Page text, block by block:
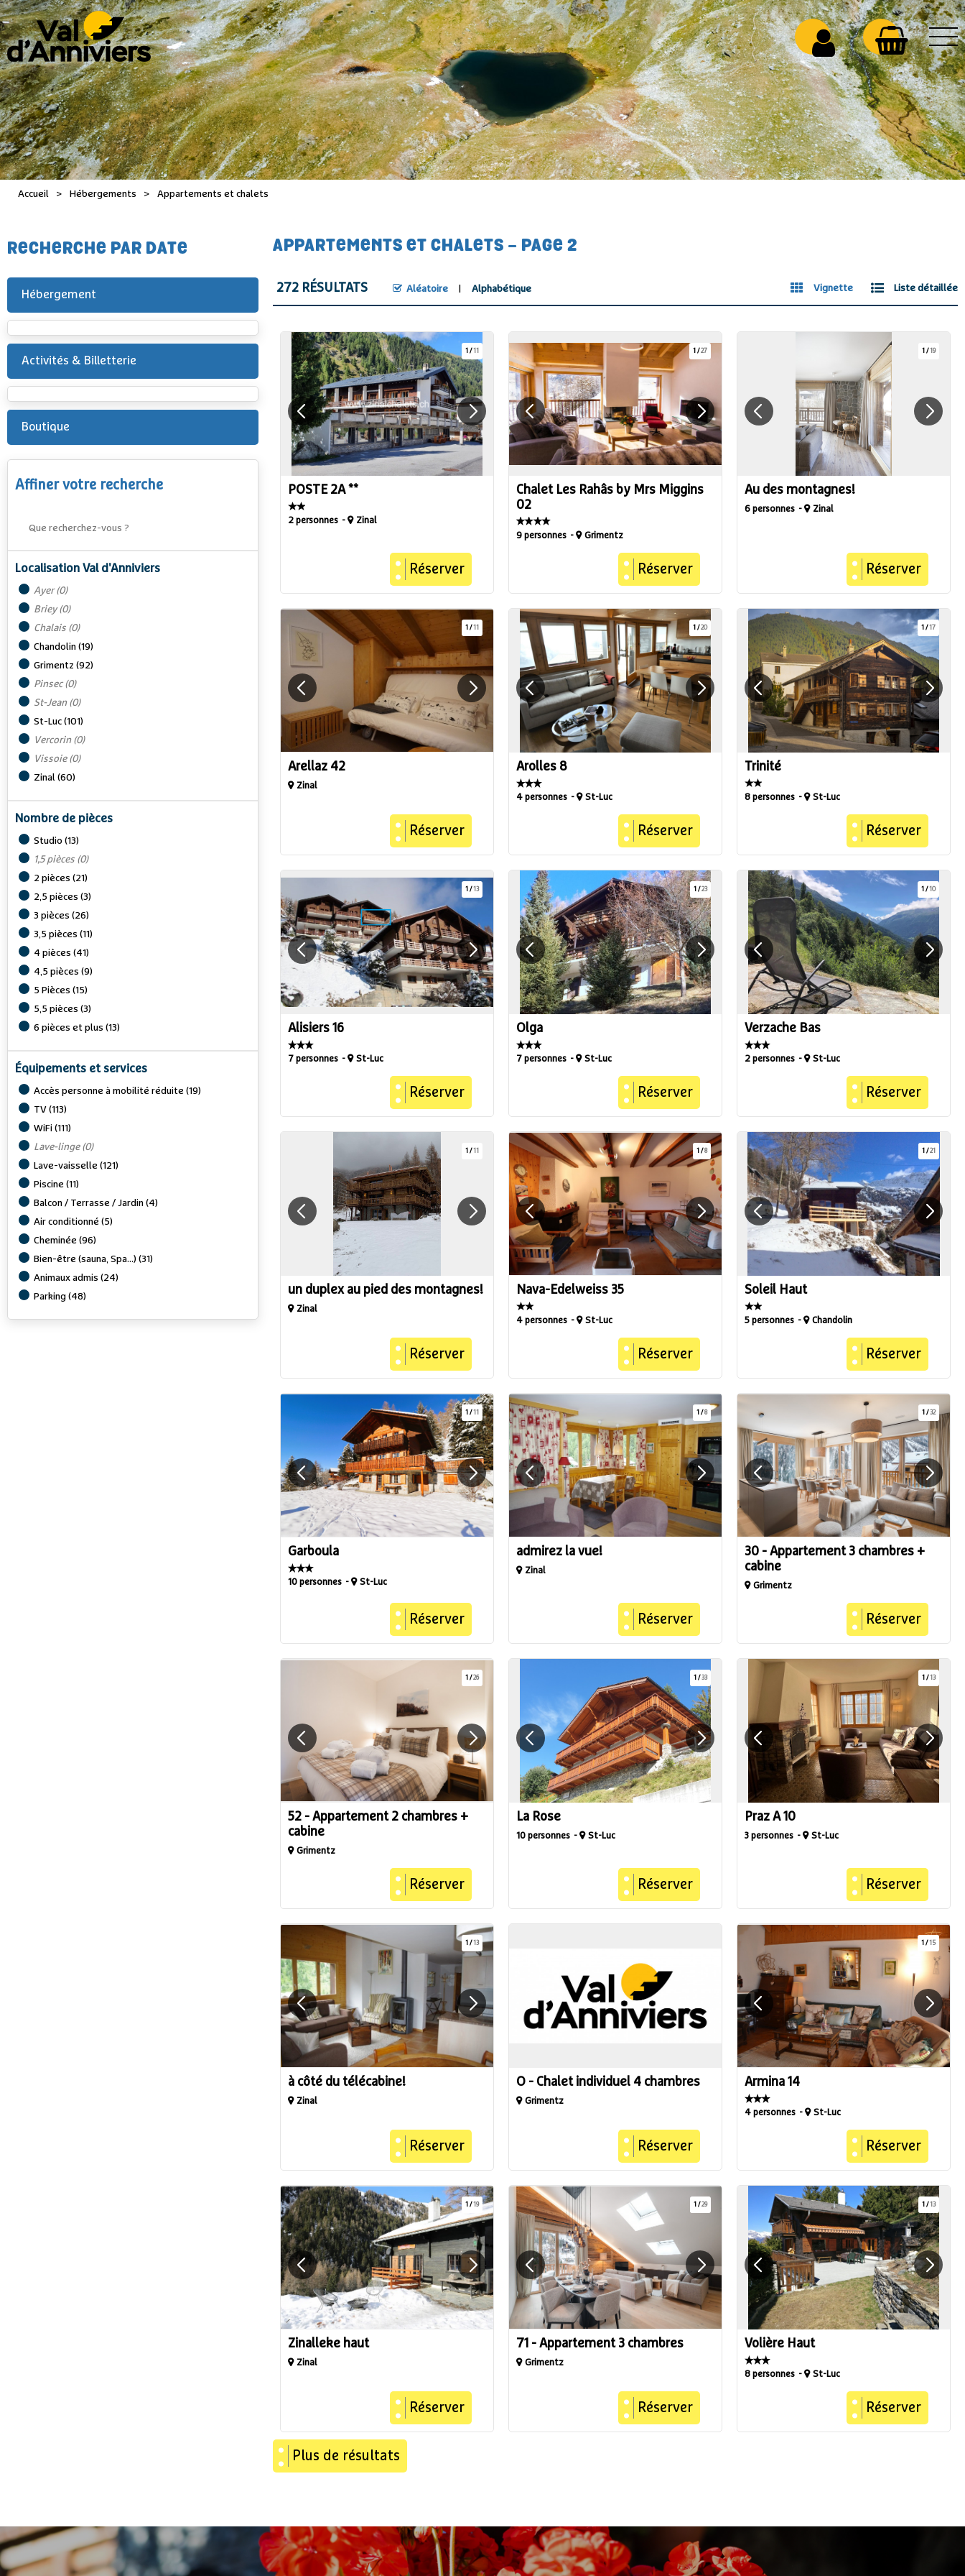
Accueil > Hébergements > Appartements et chalets
RECHERCHE PAR DATE
Hébergement
Activités & Billetterie
Boutique
Affiner votre recherche
Localisation Val d'Anniviers
Ayer(0)
Briey(0)
Chalais (0)
Chandolin (19)
Grimentz (92)
Pinsec (0)
St-Jean (0)
St-Luc (101)
Vercorin (0)
Vissoie (0)
Zinal (60)
Nombre de pièces
Studio (13)
1,5 pièces (0)
2 pièces (21)
2,5 pièces (3)
3 pièces (26)
3,5 pièces (11)
4 pièces (41)
4,5 pièces (9)
5 Pièces (15)
5,5 pièces (3)
6 pièces et plus (13)
Équipements et services
Accès personne à mobilité réduite (19)
TV (113)
WiFi (111)
Lave-linge (0)
Lave-vaisselle (121)
Piscine (11)
Balcon / Terrasse / Jardin (4)
Air conditionné (5)
Cheminée (96)
Bien-être (sauna, Spa...) (31)
Animaux admis (24)
Parking (48)
APPARTEMENTS ET CHALETS - PAGE 2
Vignette Liste détaillée
272 RÉSULTATS Aléatoire Alphabétique
1 /11
POSTE 2A **
2 personnes Zinal
Réserver
1 /27
Chalet Les Rahâs by Mrs Miggins
02
9 personnes Grimentz
Réserver
1 /19
Au des montagnes!
6 personnes Zinal
Réserver
1 /11
Arellaz 42
Zinal
Réserver
1 /20
Arolles 8
4 personnes St-Luc
Réserver
1 /17
Trinité
8 personnes St-Luc
Réserver
1 /13
Alisiers 16
7 personnes St-Luc
Réserver
1 /23
Olga
7 personnes St-Luc
Réserver
1 /10
Verzache Bas
2 personnes St-Luc
Réserver
1 /11
un duplex au pied des montagnes!
Zinal
Réserver
1 /8
Nava-Edelweiss 35
4 personnes St-Luc
Réserver
1 /21
Soleil Haut
5 personnes Chandolin
Réserver
1 /11
Garboula
10 personnes St-Luc
Réserver
1 /8
admirez la vue!
Zinal
Réserver
1 /32
30 - Appartement 3 chambres +
cabine
Grimentz
Réserver
1 /26
52 - Appartement 2 chambres +
cabine
Grimentz
Réserver
1 /33
La Rose
10 personnes St-Luc
Réserver
1 /13
Praz A 10
3 personnes St-Luc
Réserver
1 /13
à côté du télécabine!
Zinal
Réserver
O - Chalet individuel 4 chambres
Grimentz
Réserver
1 /15
Armina 14
4 personnes St-Luc
Réserver
1 /19
Zinalleke haut
Zinal
Réserver
1 /29
71 - Appartement 3 chambres
Grimentz
Réserver
1 /13
Volière Haut
8 personnes St-Luc
Réserver
Plus de résultats